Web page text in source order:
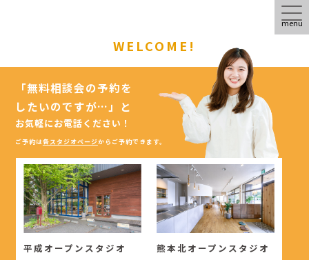
menu
WELCOME!
「無料相談会の予約を
したいのですが…」
と
お気軽にお電話ください！
ご予約は各スタジオページからご予約できます。
平成オープンスタジオ 熊本北オープンスタジオ